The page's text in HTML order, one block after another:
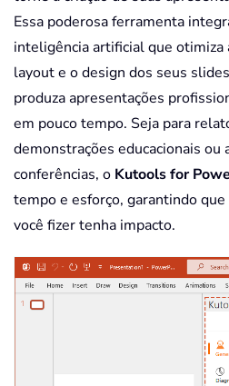
Essa poderosa ferramenta
inteligência artificial que
layout e o design dos seus
produza apresentações
em pouco tempo. Seja para
demonstrações educacionais ou
conferências, o Kutools for
tempo e esforço, garantindo que
você fizer tenha impacto.